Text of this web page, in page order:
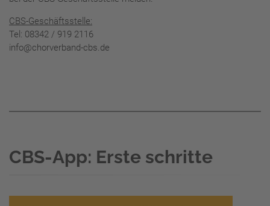
CBS-Geschäftsstelle:
Tel: 08342 / 919 2116
info@chorverband-cbs.de
CBS-App: Erste schritte